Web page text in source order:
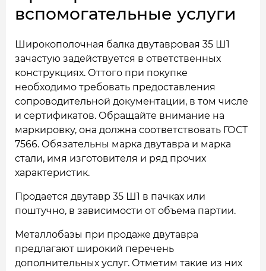
вспомогательные услуги
Широкополочная балка двутавровая 35 Ш1
зачастую задействуется в ответственных
конструкциях. Оттого при покупке
необходимо требовать предоставления
сопроводительной документации, в том числе
и сертификатов. Обращайте внимание на
маркировку, она должна соответствовать ГОСТ
7566. Обязательны марка двутавра и марка
стали, имя изготовителя и ряд прочих
характеристик.
Продается двутавр 35 Ш1 в пачках или
поштучно, в зависимости от объема партии.
Металлобазы при продаже двутавра
предлагают широкий перечень
дополнительных услуг. Отметим такие из них